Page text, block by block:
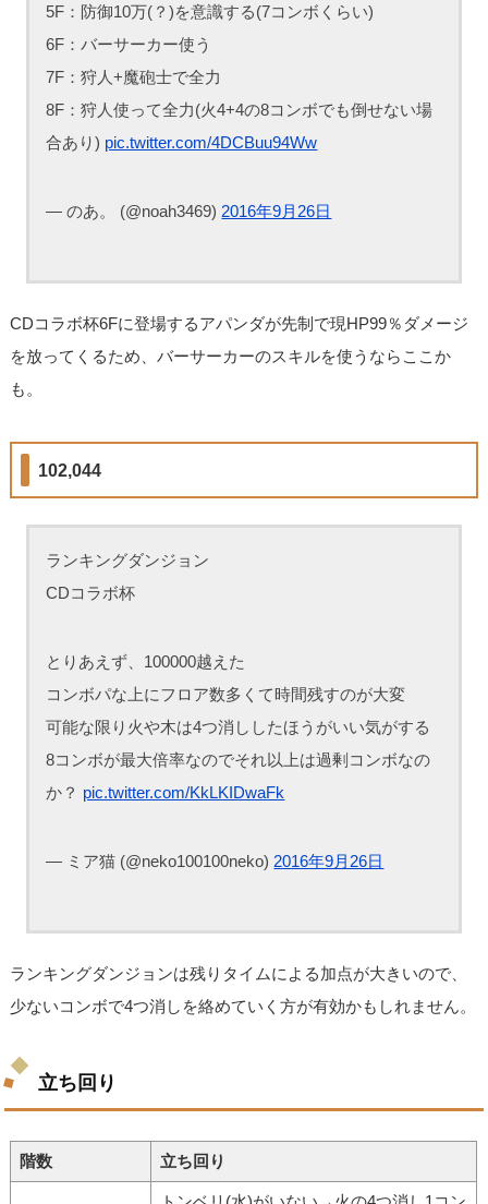
5F：防御10万(？)を意識する(7コンボくらい)
6F：バーサーカー使う
7F：狩人+魔砲士で全力
8F：狩人使って全力(火4+4の8コンボでも倒せない場
合あり) pic.twitter.com/4DCBuu94Ww
— のあ。 (@noah3469) 2016年9月26日
CDコラボ杯6Fに登場するアパンダが先制で現HP99％ダメージ
を放ってくるため、バーサーカーのスキルを使うならここか
も。
102,044
ランキングダンジョン
CDコラボ杯
とりあえず、100000越えた
コンボパな上にフロア数多くて時間残すのが大変
可能な限り火や木は4つ消ししたほうがいい気がする
8コンボが最大倍率なのでそれ以上は過剰コンボなの
か？ pic.twitter.com/KkLKIDwaFk
— ミア猫 (@neko100100neko) 2016年9月26日
ランキングダンジョンは残りタイムによる加点が大きいので、
少ないコンボで4つ消しを絡めていく方が有効かもしれません。
立ち回り
階数 立ち回り